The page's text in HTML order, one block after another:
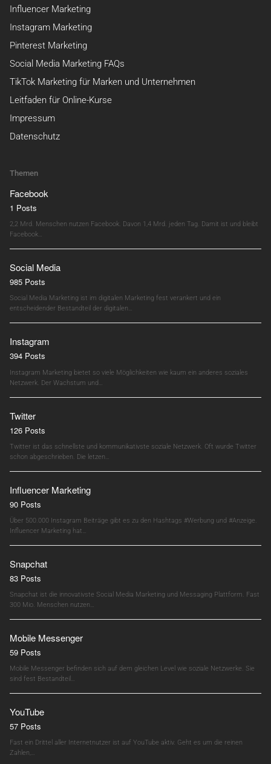
Influencer Marketing
Instagram Marketing
Pinterest Marketing
Social Media Marketing FAQs
TikTok Marketing für Marken und Unternehmen
Leitfaden für Online-Kurse
Impressum
Datenschutz
Themen
Facebook
1 Posts
2,2 Mrd. Menschen nutzen Facebook. Davon 1,4 Mrd. jeden Tag. Damit ist und bleibt
Facebook…
Social Media
985 Posts
Social Media Marketing ist im digitalen Marketing fest verankert und ein
entscheidender Bestandteil der digitalen…
Instagram
394 Posts
Instagram Marketing bietet so viele Möglichkeiten wie kaum ein anderes soziales
Netzwerk. Der Wachstum und…
Twitter
126 Posts
Twitter ist das schnellste und kommunikativste soziale Netzwerk. Oft wurde Twitter
schon abgeschrieben. Die letzen…
Influencer Marketing
90 Posts
Über 500.000 Instagram Beiträge gibt es zu den Hashtags #Werbung und #Anzeige.
Influencer Marketing hat…
Snapchat
83 Posts
Snapchat ist die innovativste Social Media Marketing und Messaging Plattform. Fast
300 Mio. Menschen nutzen…
Mobile Messenger
59 Posts
Mobile Messenger befinden sich auf dem gleichen Level wie soziale Netzwerke. Sie
sind fest Bestandteil…
YouTube
57 Posts
Fast ein Drittel aller Internetnutzer ist auf YouTube aktiv. Geht es um die reinen
Zahlen,…